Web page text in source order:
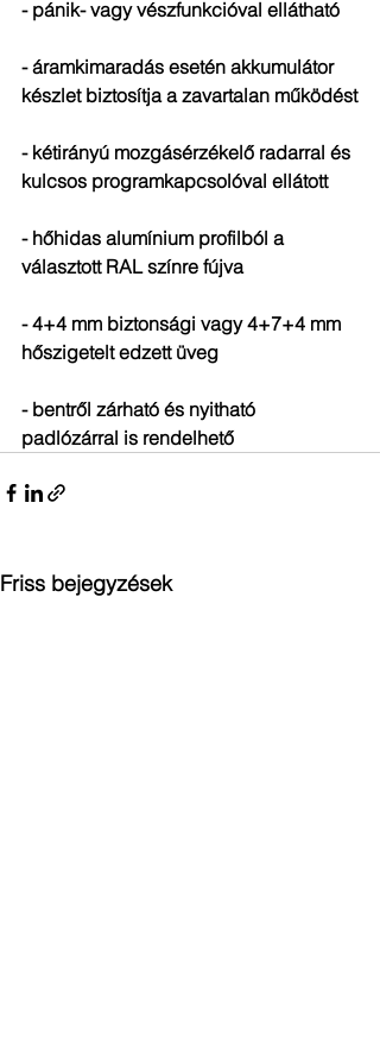
- pánik- vagy vészfunkcióval ellátható
- áramkimaradás esetén akkumulátor
készlet biztosítja a zavartalan működést
- kétirányú mozgásérzékelő radarral és
kulcsos programkapcsolóval ellátott
- hőhidas alumínium profilból a
választott RAL színre fújva
- 4+4 mm biztonsági vagy 4+7+4 mm
hőszigetelt edzett üveg
- bentről zárható és nyitható
padlózárral is rendelhető
Friss bejegyzések